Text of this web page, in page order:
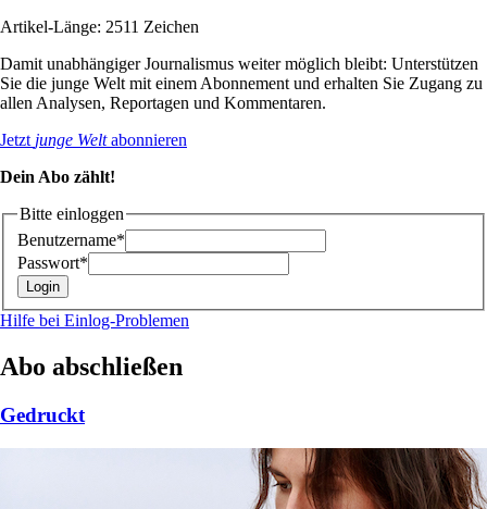
Artikel-Länge: 2511 Zeichen
Damit unabhängiger Journalismus weiter möglich bleibt: Unterstützen
Sie die junge Welt mit einem Abonnement und erhalten Sie Zugang zu
allen Analysen, Reportagen und Kommentaren.
Jetzt junge Weltabonnieren
Dein Abo zählt!
Bitte einloggen
Benutzername*
Passwort*
Hilfe bei Einlog-Problemen
Abo abschließen
Gedruckt